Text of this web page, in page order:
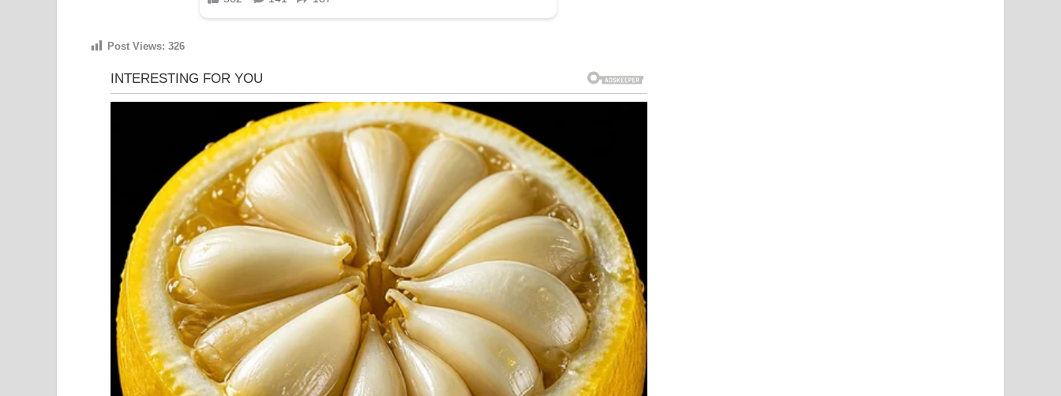
Post Views: 326